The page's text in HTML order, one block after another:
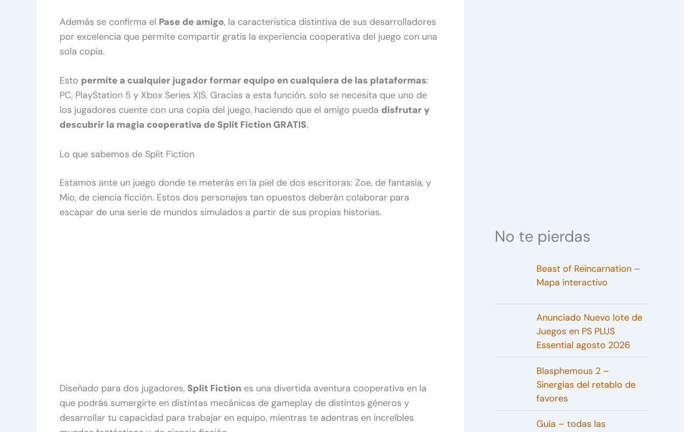
Además se confirma el Pase de amigo, la característica distintiva de sus desarrolladores
por excelencia que permite compartir gratis la experiencia cooperativa del juego con una
sola copia.
Esto permite a cualquier jugador formar equipo en cualquiera de las plataformas:
PC, PlayStation 5 y Xbox Series X|S. Gracias a esta función, solo se necesita que uno de
los jugadores cuente con una copia del juego, haciendo que el amigo pueda disfrutar y
descubrir la magia cooperativa de Split Fiction GRATIS.
Lo que sabemos de Split Fiction
Estamos ante un juego donde te meterás en la piel de dos escritoras: Zoe, de fantasía, y
Mio, de ciencia ficción. Estos dos personajes tan opuestos deberán colaborar para
escapar de una serie de mundos simulados a partir de sus propias historias.
Diseñado para dos jugadores, Split Fiction es una divertida aventura cooperativa en la
que podrás sumergirte en distintas mecánicas de gameplay de distintos géneros y
desarrollar tu capacidad para trabajar en equipo, mientras te adentras en increíbles
No te pierdas
Beast of Reincarnation –
Mapa interactivo
Anunciado Nuevo lote de
Juegos en PS PLUS
Essential agosto 2026
Blasphemous 2 –
Sinergias del retablo de
favores
Guía – todas las